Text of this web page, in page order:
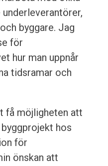
byggare. Jag
för
hur man uppnår
tidsramar och
få möjligheten att
hos
för
önskan att